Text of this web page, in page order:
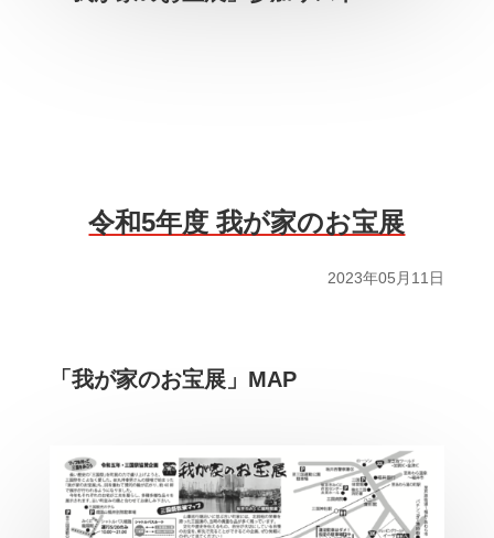
令和5年度 我が家のお宝展
2023年05月11日
「我が家のお宝展」MAP